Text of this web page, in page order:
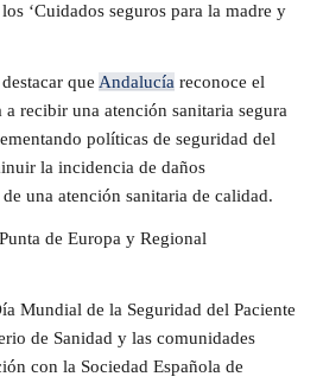
‘Cuidados seguros para la madre y
que Andalucía reconoce el
recibir una atención sanitaria segura
políticas de seguridad del
la incidencia de daños
una atención sanitaria de calidad.
de Europa y Regional
Mundial de la Seguridad del Paciente
de Sanidad y las comunidades
con la Sociedad Española de